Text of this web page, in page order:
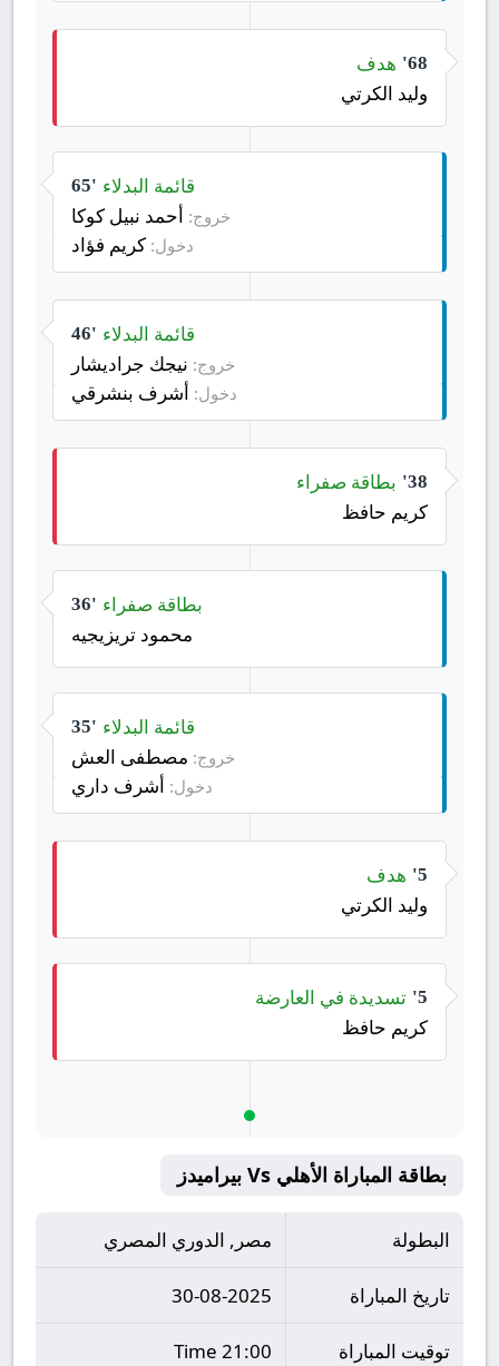
68' هدف
وليد الكرتي
65' قائمة البدلاء
خروج: أحمد نبيل كوكا
دخول: كريم فؤاد
46' قائمة البدلاء
خروج: نيجك جراديشار
دخول: أشرف بنشرقي
38' بطاقة صفراء
كريم حافظ
36' بطاقة صفراء
محمود تريزيجيه
35' قائمة البدلاء
خروج: مصطفى العش
دخول: أشرف داري
5' هدف
وليد الكرتي
5' تسديدة في العارضة
كريم حافظ
بطاقة المباراة الأهلي Vs بيراميدز
البطولة مصر, الدوري المصري
تاريخ المباراة 30-08-2025
توقيت المباراة 21:00 Time